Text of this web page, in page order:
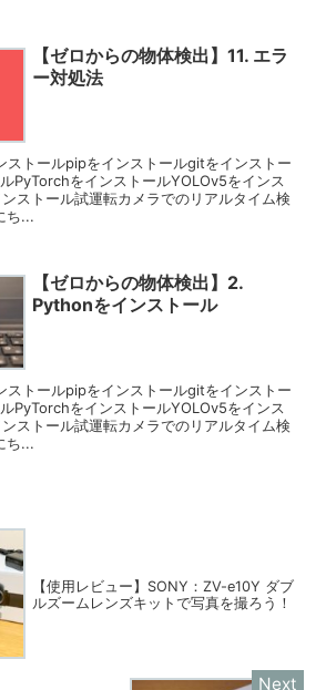
【ゼロからの物体検出】11. エラ
ー対処法
ストールpipをインストールgitをインストー
PyTorchをインストールYOLOv5をインス
ストール試運転カメラでのリアルタイム検
ち...
【ゼロからの物体検出】2.
Pythonをインストール
ストールpipをインストールgitをインストー
PyTorchをインストールYOLOv5をインス
ストール試運転カメラでのリアルタイム検
ち...
【使用レビュー】SONY：ZV-e10Y ダブ
ルズームレンズキットで写真を撮ろう！